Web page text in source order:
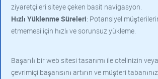
ziyaretçileri siteye çeken basit navigasyon.
Hızlı Yüklenme Süreleri: Potansiyel
etmemesi için hızlı ve sorunsuz yükleme.
Başarılı bir web sitesi tasarımı ile otelinizin
çevrimiçi başarısını artırın ve müşteri